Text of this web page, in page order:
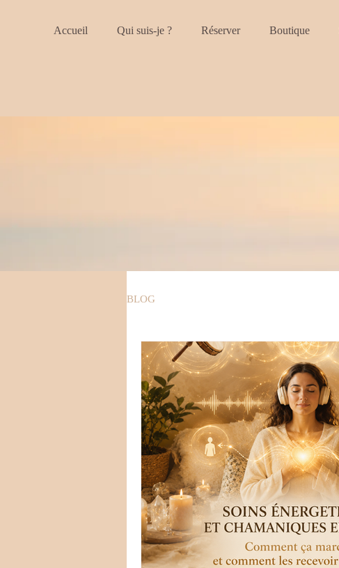
Accueil Qui suis-je ? Réserver Boutique
BLOG